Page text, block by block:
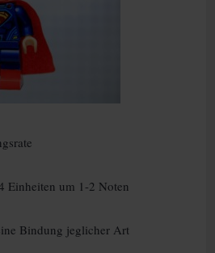
Einheiten um 1-2 Noten
Bindung jeglicher Art